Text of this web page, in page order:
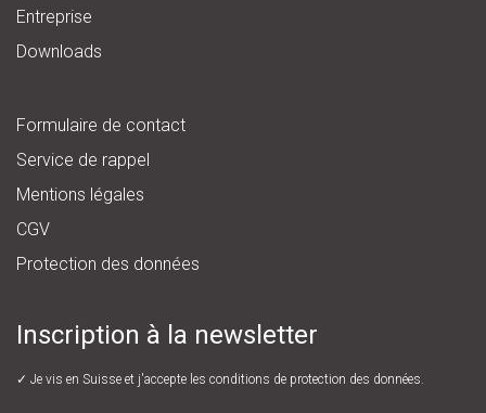
Entreprise
Downloads
Formulaire de contact
Service de rappel
Mentions légales
CGV
Protection des données
Inscription à la newsletter
✓ Je vis en Suisse et j'accepte les conditions de protection des données.